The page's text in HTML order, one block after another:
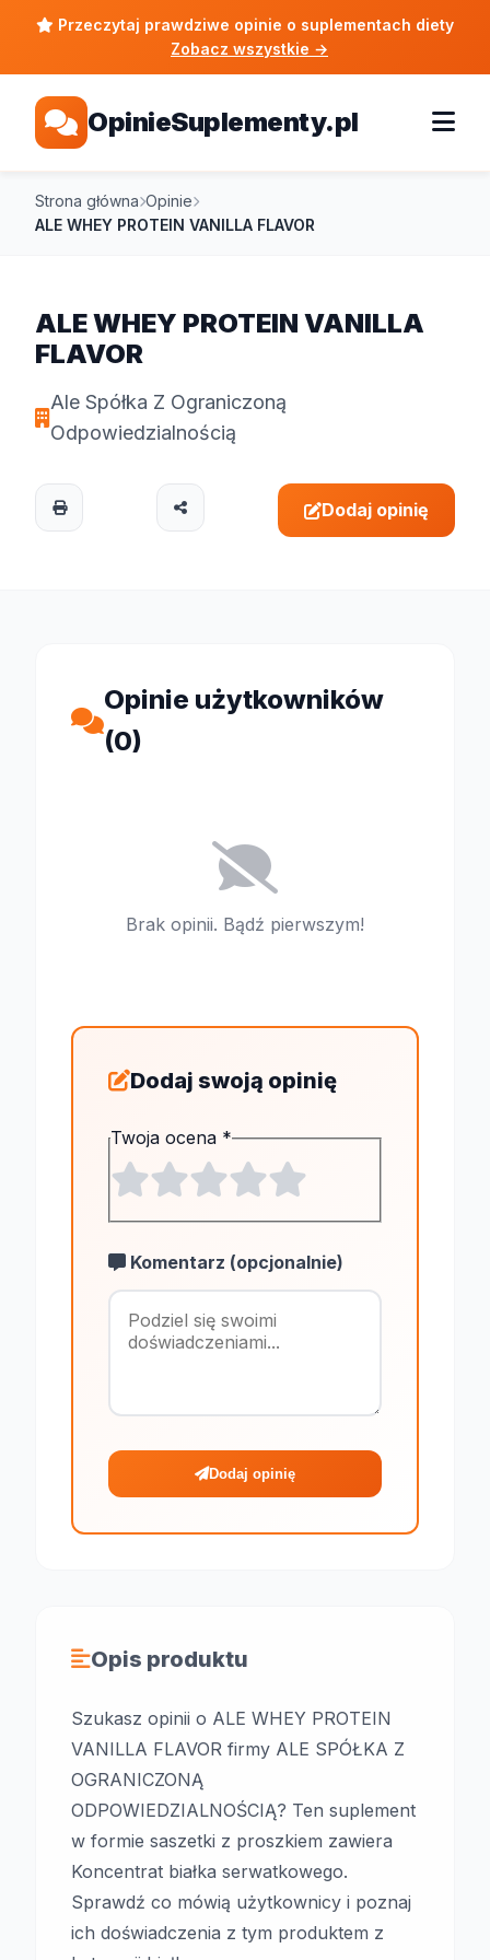
Przeczytaj prawdziwe opinie o suplementach diety
Zobacz wszystkie →
OpinieSuplementy.pl
Strona główna Opinie
ALE WHEY PROTEIN VANILLA FLAVOR
ALE WHEY PROTEIN VANILLA
FLAVOR
Ale Spółka Z Ograniczoną
Odpowiedzialnością
Dodaj opinię
Opinie użytkowników
(0)
Brak opinii. Bądź pierwszym!
Dodaj swoją opinię
Twoja ocena *
Komentarz (opcjonalnie)
Maksymalnie
Dodaj opinię
Opis produktu
Szukasz opinii o ALE WHEY PROTEIN
VANILLA FLAVOR firmy ALE SPÓŁKA Z
OGRANICZONĄ
ODPOWIEDZIALNOŚCIĄ? Ten suplement
w formie saszetki z proszkiem zawiera
Koncentrat białka serwatkowego.
Sprawdź co mówią użytkownicy i poznaj
ich doświadczenia z tym produktem z